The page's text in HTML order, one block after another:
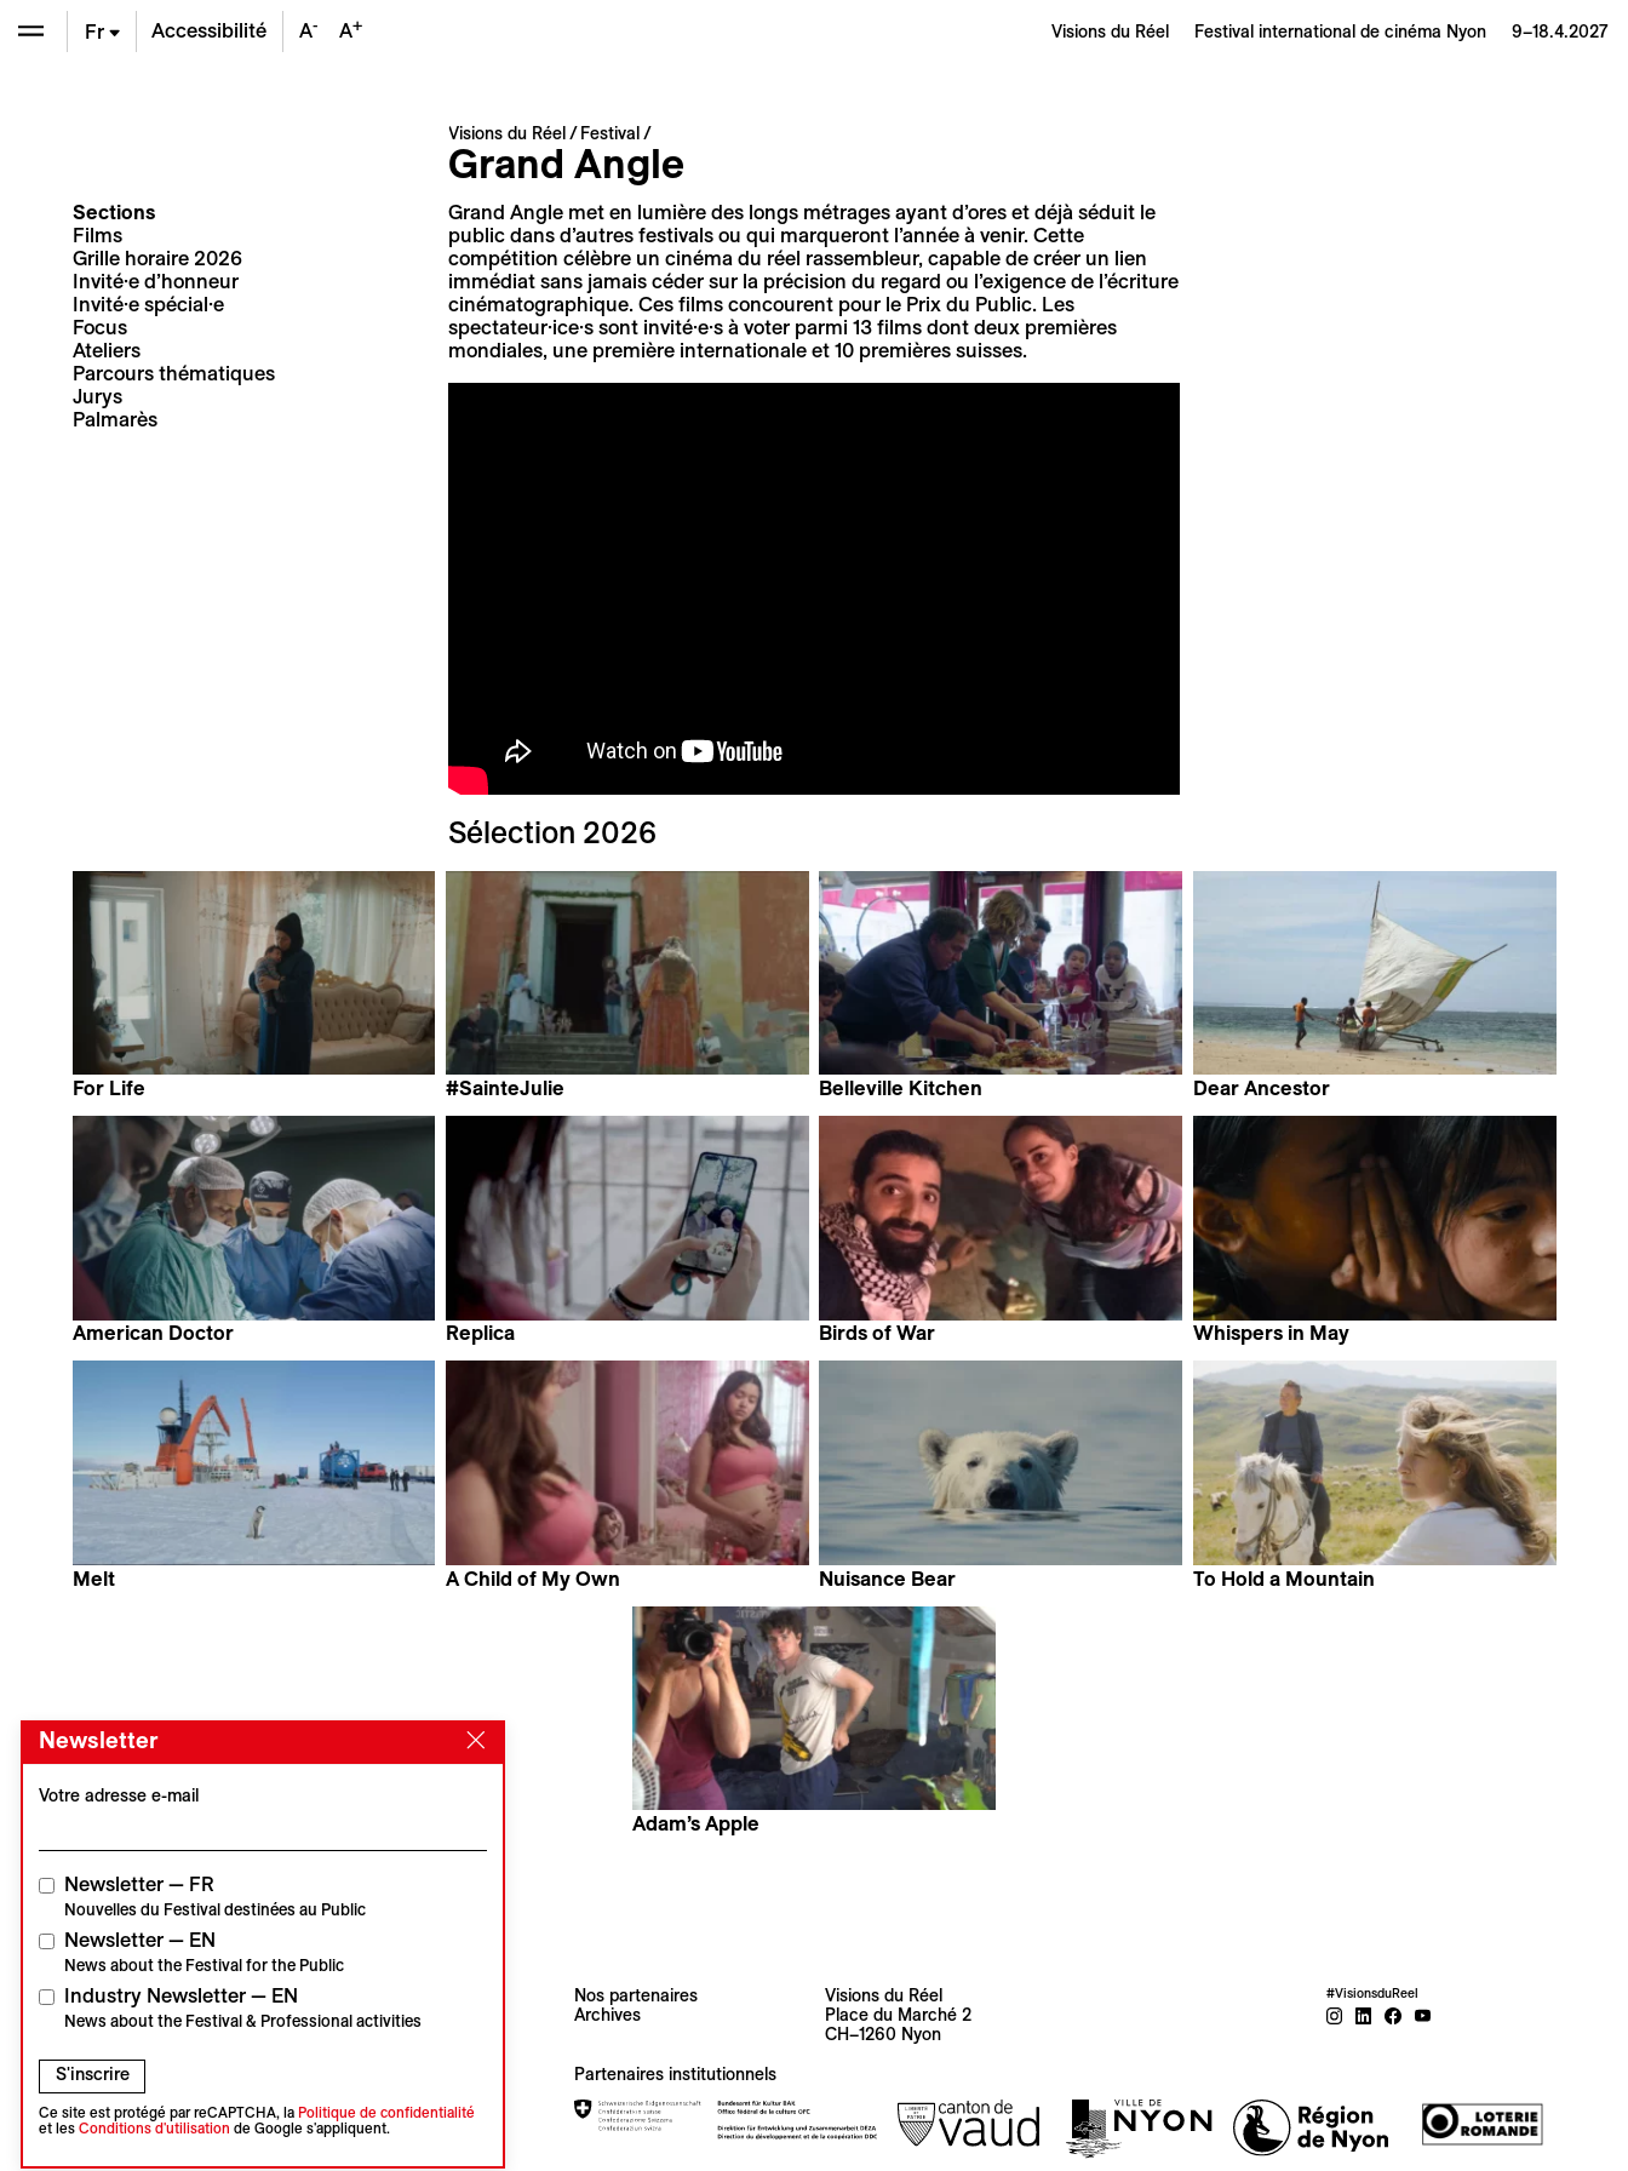
Fr Accessibilité A- A+ Visions du Réel Festival international de cinéma Nyon 9–18.4.2027
Visions du Réel Festival
Grand Angle
Sections
Films
Grille horaire 2026
Invité·e d’honneur
Invité·e spécial·e
Focus
Ateliers
Parcours thématiques
Jurys
Palmarès
Grand Angle met en lumière des longs métrages ayant d’ores et déjà séduit le
public dans d’autres festivals ou qui marqueront l’année à venir. Cette
compétition célèbre un cinéma du réel rassembleur, capable de créer un lien
immédiat sans jamais céder sur la précision du regard ou l’exigence de l’écriture
cinématographique. Ces films concourent pour le Prix du Public. Les
spectateur·ice·s sont invité·e·s à voter parmi 13 films dont deux premières
mondiales, une première internationale et 10 premières suisses.
Sélection 2026
For Life
#SainteJulie
Belleville Kitchen
Dear Ancestor
American Doctor
Replica
Birds of War
Whispers in May
Melt
A Child of My Own
Nuisance Bear
To Hold a Mountain
Adam’s Apple
Contact
Newsletter
Presse
Nos partenaires
Archives
Visions du Réel
Place du Marché 2
CH–1260 Nyon
#VisionsduReel
Partenaire principal Partenaires institutionnels
Newsletter
Votre adresse e-mail
Newsletter — FR
Nouvelles du Festival destinées au Public
Newsletter — EN
News about the Festival for the Public
Industry Newsletter — EN
News about the Festival & Professional activities
S'inscrire
Ce site est protégé par reCAPTCHA, la Politique de confidentialité
et les Conditions d'utilisation de Google s'appliquent.